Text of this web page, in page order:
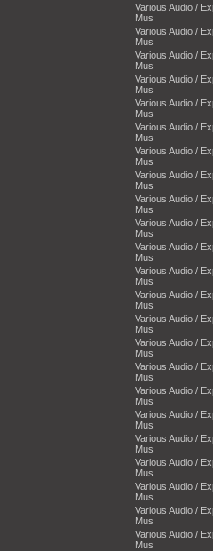
Various Audio /
Mus
Various Audio /
Mus
Various Audio /
Mus
Various Audio /
Mus
Various Audio /
Mus
Various Audio /
Mus
Various Audio /
Mus
Various Audio /
Mus
Various Audio /
Mus
Various Audio /
Mus
Various Audio /
Mus
Various Audio /
Mus
Various Audio /
Mus
Various Audio /
Mus
Various Audio /
Mus
Various Audio /
Mus
Various Audio /
Mus
Various Audio /
Mus
Various Audio /
Mus
Various Audio /
Mus
Various Audio /
Mus
Various Audio /
Mus
Various Audio /
Mus